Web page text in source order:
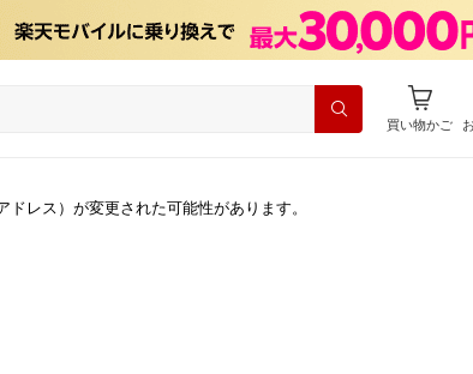
買い物かご
レス）が変更された可能性があります。